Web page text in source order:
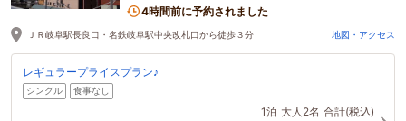
4時間前に予約されました
ＪＲ岐阜駅長良口・名鉄岐阜駅中央改札口から徒歩３分 地図・アクセス
レギュラープライスプラン♪
シングル 食事なし
1泊 大人2名 合計(税込)